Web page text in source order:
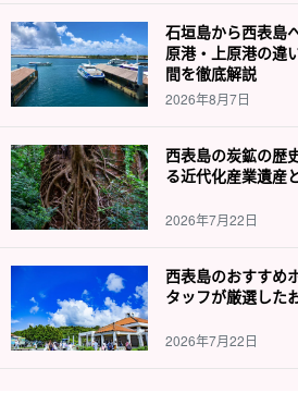
西表岛/下午半天]红树林
路线☆限制人数的特别计
的人准备♪有接送服务（11
开始时间12:30-16:30.
所要时间：约 4 小时。
石垣島から西表島
原港・上原港の違
間を徹底解説
2026年8月7日
西表島の炭鉱の歴
る近代化産業遺産
2026年7月22日
西表島のおすすめ
タッフが厳選した
2026年7月22日